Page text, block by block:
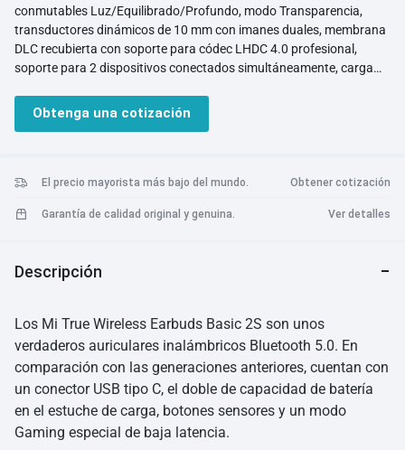
conmutables Luz/Equilibrado/Profundo, modo Transparencia,
transductores dinámicos de 10 mm con imanes duales, membrana
DLC recubierta con soporte para códec LHDC 4.0 profesional,
soporte para 2 dispositivos conectados simultáneamente, carga
caja. Control tactil. Certificación IP55 de resistencia al polvo y al
Obtenga una cotización
El precio mayorista más bajo del mundo. Obtener cotización
Garantía de calidad original y genuina. Ver detalles
Descripción
Los Mi True Wireless Earbuds Basic 2S son unos
verdaderos auriculares inalámbricos Bluetooth 5.0. En
comparación con las generaciones anteriores, cuentan con
un conector USB tipo C, el doble de capacidad de batería
en el estuche de carga, botones sensores y un modo
Gaming especial de baja latencia.